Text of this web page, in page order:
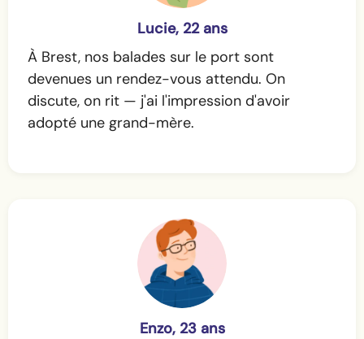
Lucie, 22 ans
À Brest, nos balades sur le port sont
devenues un rendez-vous attendu. On
discute, on rit — j'ai l'impression d'avoir
adopté une grand-mère.
Enzo, 23 ans